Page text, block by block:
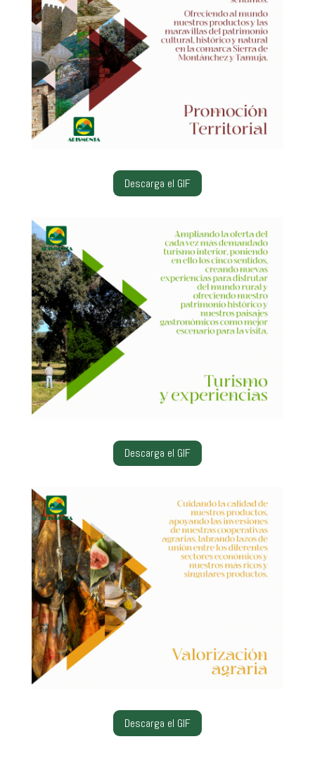
Descarga el GIF
Descarga el GIF
Descarga el GIF